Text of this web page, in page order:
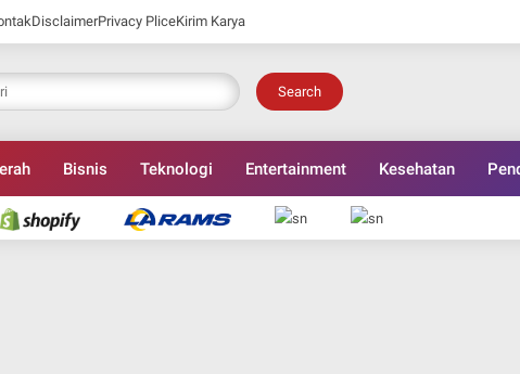
DisclaimerPrivacy PliceKirim Karya
Search
Bisnis Teknologi Entertainment Kesehatan